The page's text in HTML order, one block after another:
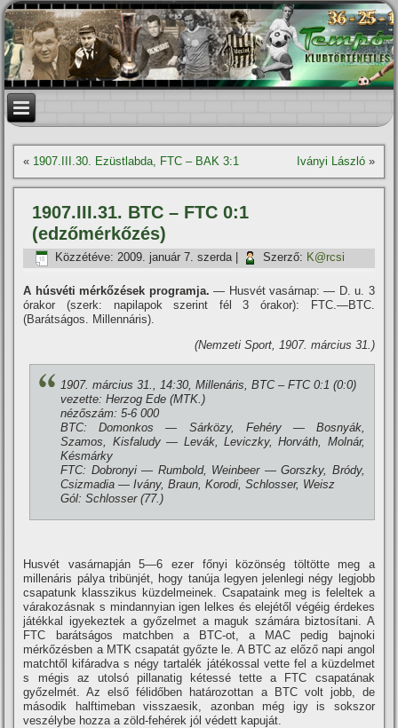
« 1907.III.30. Ezüstlabda, FTC – BAK 3:1 Iványi László»
1907.III.31. BTC – FTC 0:1
(edzőmérkőzés)
Közzétéve: 2009. január 7. szerda| Szerző: K@rcsi
A húsvéti mérkőzések programja. — Husvét vasárnap: — D. u. 3
órakor (szerk: napilapok szerint fél 3 órakor): FTC.—BTC.
(Barátságos. Millennáris).
(Nemzeti Sport, 1907. március 31.)
1907. március 31., 14:30, Millenáris, BTC – FTC 0:1 (0:0)
vezette: Herzog Ede (MTK.)
nézőszám: 5-6 000
BTC: Domonkos — Sárközy, Fehéry — Bosnyák,
Szamos, Kisfaludy — Levák, Leviczky, Horváth, Molnár,
Késmárky
FTC: Dobronyi — Rumbold, Weinbeer — Gorszky, Bródy,
Csizmadia — Ivány, Braun, Korodi, Schlosser, Weisz
Gól: Schlosser (77.)
Husvét vasárnapján 5—6 ezer főnyi közönség töltötte meg a
millenáris pálya tribünjét, hogy tanúja legyen jelenlegi négy legjobb
csapatunk klasszikus küzdelmeinek. Csapataink meg is feleltek a
várakozásnak s mindannyian igen lelkes és elejétől végéig érdekes
játékkal igyekeztek a győzelmet a maguk számára biztosí­tani. A
FTC barátságos matchben a BTC-ot, a MAC pedig bajnoki
mérkőzésben a MTK csapatát győzte le. A BTC az előző napi angol
matchtől kifáradva s négy tartalék játékossal vette fel a küzdelmet
s mégis az utolsó pillanatig kétessé tette a FTC csapatának
győzelmét. Az első félidőben határozottan a BTC volt jobb, de
második halftimeban visszaesik, azonban még igy is sokszor
veszélybe hozza a zöld-fehérek jól védett kapuját.